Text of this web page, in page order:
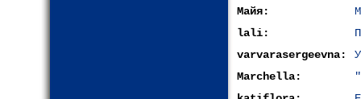
Майя:
lali:
varvarasergeevna:
Marchella: